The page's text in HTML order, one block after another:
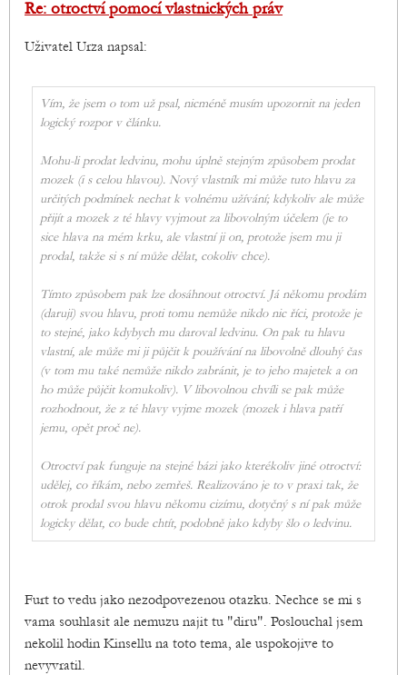
Re: otroctví pomocí vlastnických práv
Uživatel Urza napsal:
Vím, že jsem o tom už psal, nicméně musím upozornit na jeden
logický rozpor v článku.
Mohu-li prodat ledvinu, mohu úplně stejným způsobem prodat
mozek (i s celou hlavou). Nový vlastník mi může tuto hlavu za
určitých podmínek nechat k volnému užívání; kdykoliv ale může
přijít a mozek z té hlavy vyjmout za libovolným účelem (je to
sice hlava na mém krku, ale vlastní ji on, protože jsem mu ji
prodal, takže si s ní může dělat, cokoliv chce).
Tímto způsobem pak lze dosáhnout otroctví. Já někomu prodám
(daruji) svou hlavu, proti tomu nemůže nikdo nic říci, protože je
to stejné, jako kdybych mu daroval ledvinu. On pak tu hlavu
vlastní, ale může mi ji půjčit k používání na libovolně dlouhý čas
(v tom mu také nemůže nikdo zabránit, je to jeho majetek a on
ho může půjčit komukoliv). V libovolnou chvíli se pak může
rozhodnout, že z té hlavy vyjme mozek (mozek i hlava patří
jemu, opět proč ne).
Otroctví pak funguje na stejné bázi jako kterékoliv jiné otroctví:
udělej, co říkám, nebo zemřeš. Realizováno je to v praxi tak, že
otrok prodal svou hlavu někomu cizímu, dotyčný s ní pak může
logicky dělat, co bude chtít, podobně jako kdyby šlo o ledvinu.
Furt to vedu jako nezodpovezenou otazku. Nechce se mi s
vama souhlasit ale nemuzu najit tu "diru". Poslouchal jsem
nekolil hodin Kinsellu na toto tema, ale uspokojive to
nevyvratil.